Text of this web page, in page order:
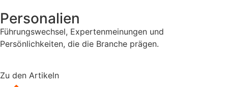
Personalien
Führungswechsel, Expertenmeinungen und
Persönlichkeiten, die die Branche prägen.
Zu den Artikeln